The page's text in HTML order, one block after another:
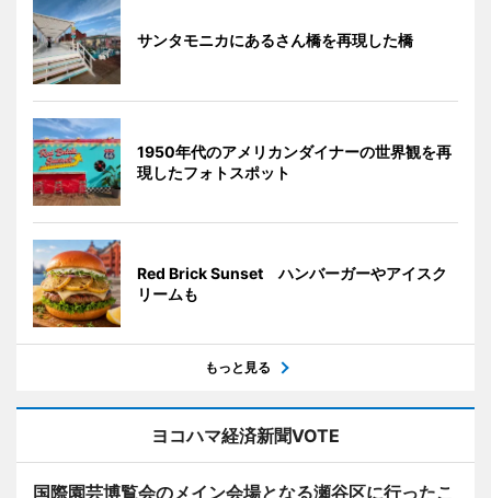
サンタモニカにあるさん橋を再現した橋
1950年代のアメリカンダイナーの世界観を再
現したフォトスポット
Red Brick Sunset ハンバーガーやアイスク
リームも
もっと見る
ヨコハマ経済新聞VOTE
国際園芸博覧会のメイン会場となる瀬谷区に行ったこ